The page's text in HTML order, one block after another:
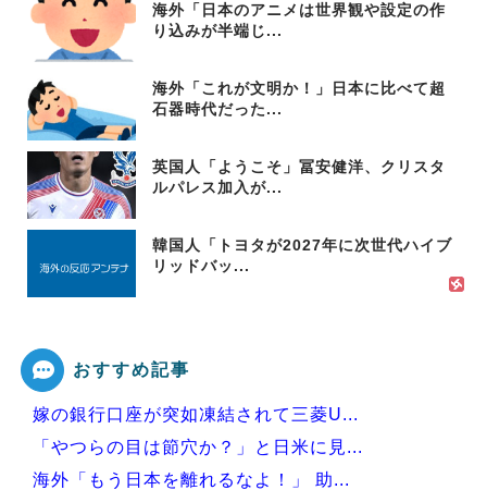
海外「日本のアニメは世界観や設定の作
り込みが半端じ...
海外「これが文明か！」日本に比べて超
石器時代だった...
英国人「ようこそ」冨安健洋、クリスタ
ルパレス加入が...
韓国人「トヨタが2027年に次世代ハイブ
リッドバッ...
おすすめ記事
嫁の銀行口座が突如凍結されて三菱U...
「やつらの目は節穴か？」と日米に見...
海外「もう日本を離れるなよ！」 助...